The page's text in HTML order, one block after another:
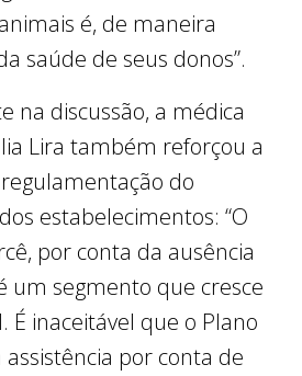
é, de maneira
saúde de seus donos”.
na discussão, a médica
Lira também reforçou a
do
estabelecimentos: “O
por conta da ausência
um segmento que cresce
É inaceitável que o Plano
por conta de